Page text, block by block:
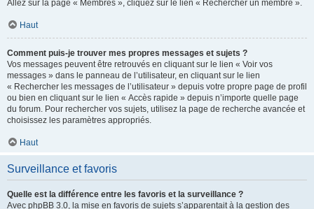
Allez sur la page « Membres », cliquez sur le lien « Rechercher un membre ».
Haut
Comment puis-je trouver mes propres messages et sujets ?
Vos messages peuvent être retrouvés en cliquant sur le lien « Voir vos
messages » dans le panneau de l’utilisateur, en cliquant sur le lien
« Rechercher les messages de l’utilisateur » depuis votre propre page de profil
ou bien en cliquant sur le lien « Accès rapide » depuis n’importe quelle page
du forum. Pour rechercher vos sujets, utilisez la page de recherche avancée et
choisissez les paramètres appropriés.
Haut
Surveillance et favoris
Quelle est la différence entre les favoris et la surveillance ?
Avec phpBB 3.0, la mise en favoris de sujets s’apparentait à la gestion des